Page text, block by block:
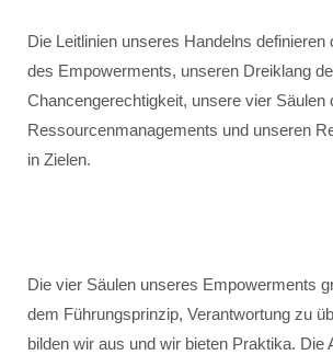
Die Leitlinien unseres Handelns definieren
des Empowerments, unseren Dreiklang
Chancengerechtigkeit, unsere vier Säulen
Ressourcenmanagements und unseren
in Zielen.
Die vier Säulen unseres Empowerments
dem Führungsprinzip, Verantwortung zu
bilden wir aus und wir bieten Praktika. Die